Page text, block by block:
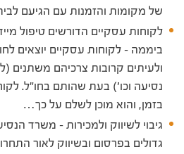
של מקומות והזמנות עם הגיעם
ביממה – לקוחות עסקיים יוצאים
ולעיתים קרובות צרכיהם משתנים
נסיעה וכו') בעת שהותם בחו"ל.
בזמן, והוא מוכן לשלם על כך…
גיבוי לשיווק ולמכירות – משרד
גדולים בפרסום ובשיווק לאור